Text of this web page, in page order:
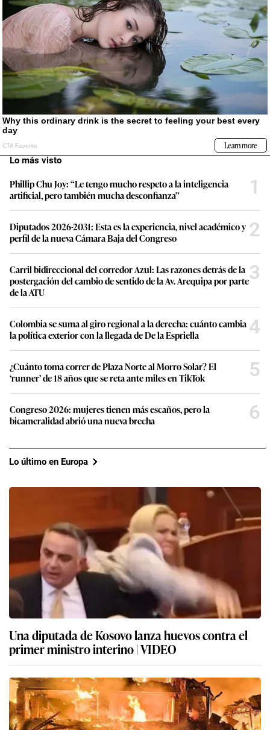
Lo más visto
Phillip Chu Joy: “Le tengo mucho respeto a la inteligencia
artificial, pero también mucha desconfianza”
1
Diputados 2026-2031: Esta es la experiencia, nivel académico y
perfil de la nueva Cámara Baja del Congreso
2
Carril bidireccional del corredor Azul: Las razones detrás de la
postergación del cambio de sentido de la Av. Arequipa por parte
de la ATU
3
Colombia se suma al giro regional a la derecha: cuánto cambia
la política exterior con la llegada de De la Espriella
4
¿Cuánto toma correr de Plaza Norte al Morro Solar? El
‘runner’ de 18 años que se reta ante miles en TikTok
5
Congreso 2026: mujeres tienen más escaños, pero la
bicameralidad abrió una nueva brecha
6
Lo último en Europa
Una diputada de Kosovo lanza huevos contra el
primer ministro interino | VIDEO